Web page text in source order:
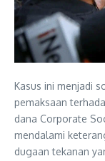
Kasus ini menjadi
pemaksaan
dana Corporate
mendalami
dugaan tekanan